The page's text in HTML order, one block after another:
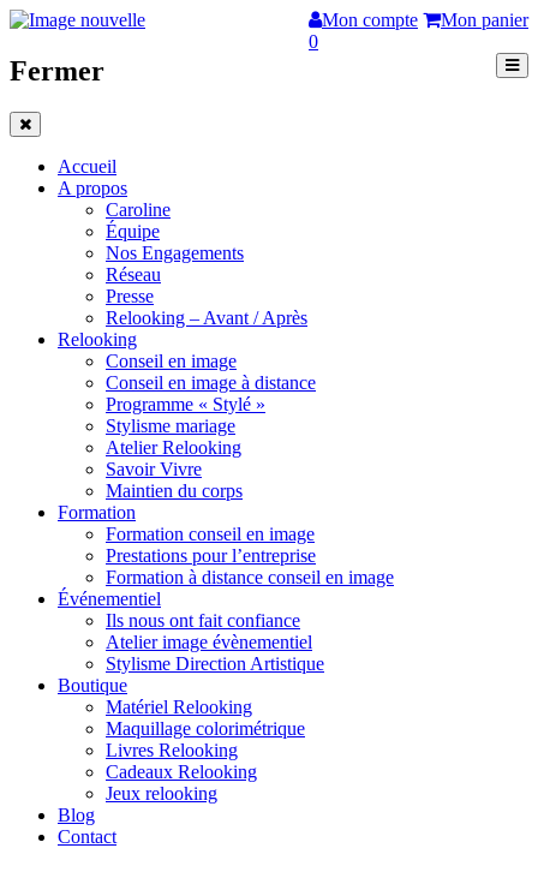
Mon compte
Mon panier
0
Fermer
Accueil
A propos
Caroline
Équipe
Nos Engagements
Réseau
Presse
Relooking – Avant / Après
Relooking
Conseil en image
Conseil en image à distance
Programme « Stylé »
Stylisme mariage
Atelier Relooking
Savoir Vivre
Maintien du corps
Formation
Formation conseil en image
Prestations pour l’entreprise
Formation à distance conseil en image
Événementiel
Ils nous ont fait confiance
Atelier image évènementiel
Stylisme Direction Artistique
Boutique
Matériel Relooking
Maquillage colorimétrique
Livres Relooking
Cadeaux Relooking
Jeux relooking
Blog
Contact